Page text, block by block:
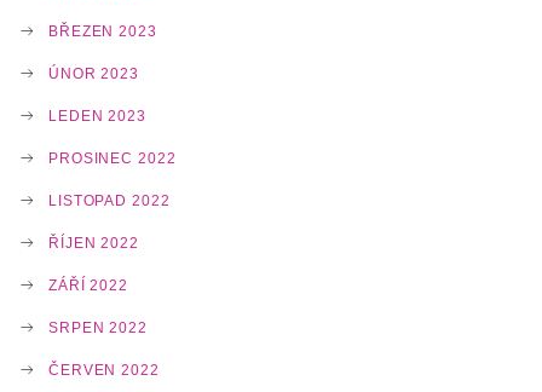
BŘEZEN 2023
ÚNOR 2023
LEDEN 2023
PROSINEC 2022
LISTOPAD 2022
ŘÍJEN 2022
ZÁŘÍ 2022
SRPEN 2022
ČERVEN 2022